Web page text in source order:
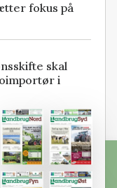
fokus på
skal
i